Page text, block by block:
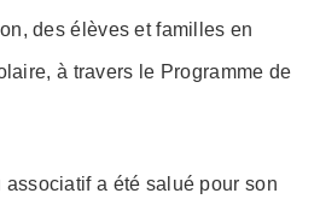
des élèves et familles en
à travers le Programme de
associatif a été salué pour son